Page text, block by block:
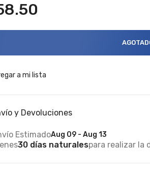
a mi lista
y Devoluciones
EstimadoAug 09 - Aug 13
30 días naturalespara realizar la